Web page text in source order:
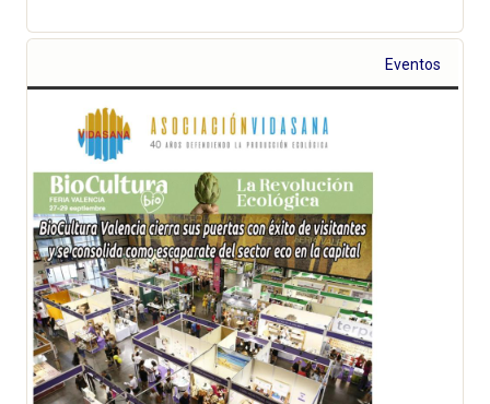
Eventos